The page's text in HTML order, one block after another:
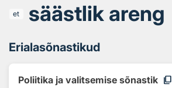
et säästlik areng
Erialasõnastikud
Poliitika ja valitsemise sõnastik content_copy